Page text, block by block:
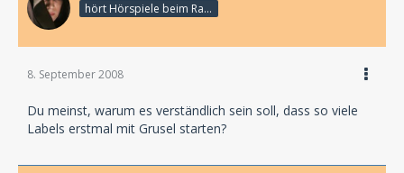
hört Hörspiele beim Rasenmähen
8. September 2008
Du meinst, warum es verständlich sein soll, dass so viele
Labels erstmal mit Grusel starten?